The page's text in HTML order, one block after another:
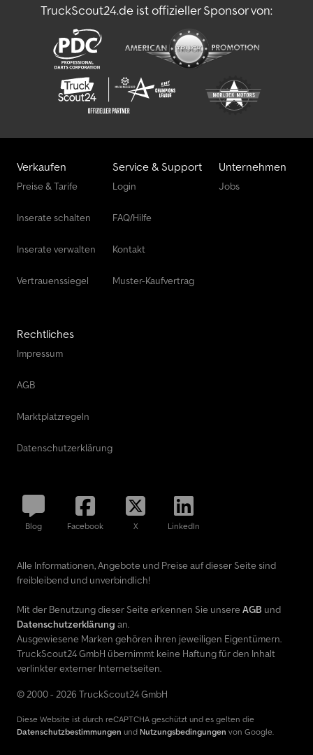
TruckScout24.de ist offizieller Sponsor von:
Verkaufen
Preise & Tarife
Inserate schalten
Inserate verwalten
Vertrauenssiegel
Service & Support
Login
FAQ/Hilfe
Kontakt
Muster-Kaufvertrag
Unternehmen
Jobs
Rechtliches
Impressum
AGB
Marktplatzregeln
Datenschutzerklärung
Blog Facebook X LinkedIn
Alle Informationen, Angebote und Preise auf dieser Seite sind
freibleibend und unverbindlich!
Mit der Benutzung dieser Seite erkennen Sie unsere AGB und
Datenschutzerklärung an.
Ausgewiesene Marken gehören ihren jeweiligen Eigentümern.
TruckScout24 GmbH übernimmt keine Haftung für den Inhalt
verlinkter externer Internetseiten.
© 2000 - 2026 TruckScout24 GmbH
Diese Website ist durch reCAPTCHA geschützt und es gelten die
Datenschutzbestimmungen und Nutzungsbedingungen von Google.